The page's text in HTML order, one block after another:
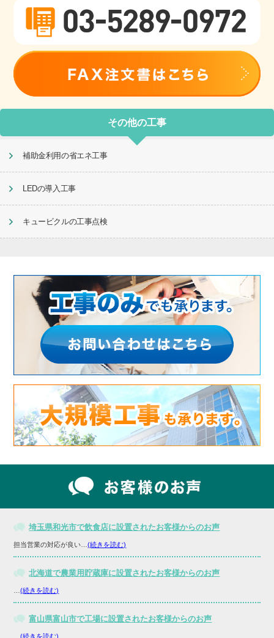
その他の工事
補助金利用の省エネ工事
LEDの導入工事
キュービクルの工事点検
埼玉県和光市で飲食店に設置されたお客様からのお声
担当営業の対応が良い…(続きを読む)
北海道で農業用貯蔵庫に設置されたお客様からのお声
…(続きを読む)
富山県富山市で工場に設置されたお客様からのお声
…(続きを読む)